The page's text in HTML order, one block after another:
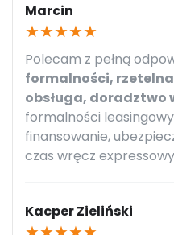
Marcin
★★★★★
Polecam z pełną
formalności,
obsługa, doradztwo
formalności
finansowanie,
czas wręcz
Kacper Zieliński